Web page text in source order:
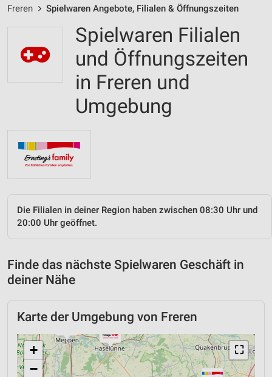
Freren Spielwaren Angebote, Filialen & Öffnungszeiten
Spielwaren Filialen
und Öffnungszeiten
in Freren und
Umgebung
Die Filialen in deiner Region haben zwischen 08:30 Uhr und
20:00 Uhr geöffnet.
Finde das nächste Spielwaren Geschäft in
deiner Nähe
Karte der Umgebung von Freren
⛶
+
−